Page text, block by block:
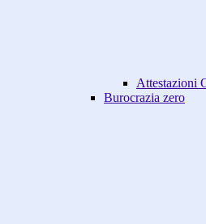
Attestazioni
Burocrazia zero